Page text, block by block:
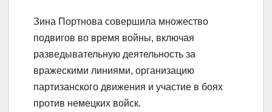
Зина Портнова совершила множество
подвигов во время войны, включая
разведывательную деятельность за
вражескими линиями, организацию
партизанского движения и участие в боях
против немецких войск.